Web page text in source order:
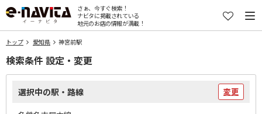
さぁ、今すぐ検索！
ナビタに掲載されている
地元のお店の情報が満載！
トップ 愛知県 神宮前駅
検索条件 設定・変更
選択中の駅・路線 変更